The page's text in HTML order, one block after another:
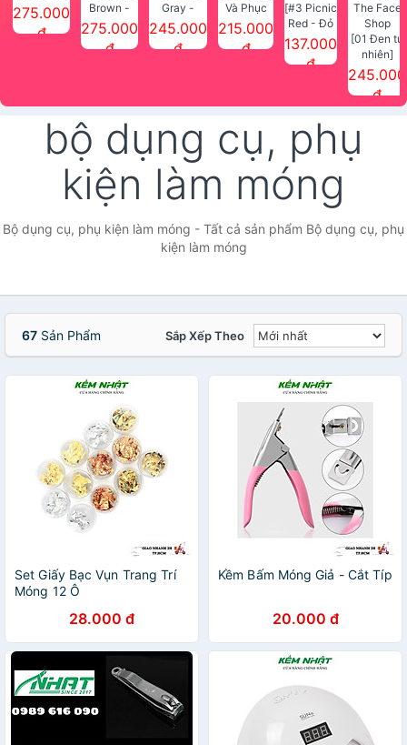
SMART
PEELING
275.000
đ
Brown -
Nâu Sáng]
Phấn che
275.000
đ
Gray -
Khói] Bột
kẻ chân
Face Shop
245.000
đ
Và Phục
Hồi Tóc
Essential
215.000
đ
[#3 Picnic
Red - Đỏ
cam] Son
Face
Shop
137.000
đ
[01 Đen tự
nhiên]
Mascara
che phủ
nước lâu
trôi Quick
Shop
245.000
đ
bộ dụng cụ, phụ
kiện làm móng
Bộ dụng cụ, phụ kiện làm móng - Tất cả sản phẩm Bộ dụng cụ, phụ
kiện làm móng
67 Sản Phẩm Sắp Xếp Theo
Set Giấy Bạc Vụn Trang Trí
Móng 12 Ô
28.000 đ
Kềm Bấm Móng Giả - Cắt Típ
20.000 đ